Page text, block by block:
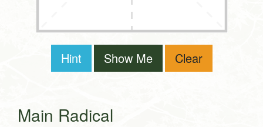
Hint Show Me Clear
Main Radical